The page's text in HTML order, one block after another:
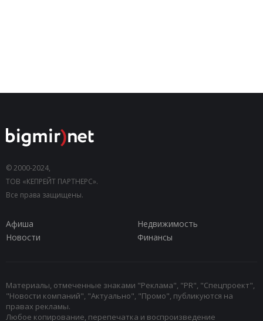
© 2000-2024,
ТОВ «КЕПРЕЙТ ПАРТНЕРС».
Все права защищены.
Афиша
Недвижимость
Новости
Финансы
Материалы, отмеченные знаками "Реклама", "PR", "Спецпроект",
"Новости компаний", "Актуально", "Промо", публикуются на
правах рекламы.
Любое копирование, перепечатка и воспроизведение